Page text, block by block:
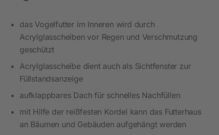
das Vogelfutter im Inneren wird durch
Acrylglasscheiben vor Regen und Verschmutzung
geschützt
Acrylglasscheibe dient auch als Sichtfenster zur
Füllstandsanzeige
aufklappbares Dach für schnelles Nachfüllen
mit Hilfe der reißfesten Kordel kann das Futterhaus
an Bäumen und Gebäuden aufgehängt werden